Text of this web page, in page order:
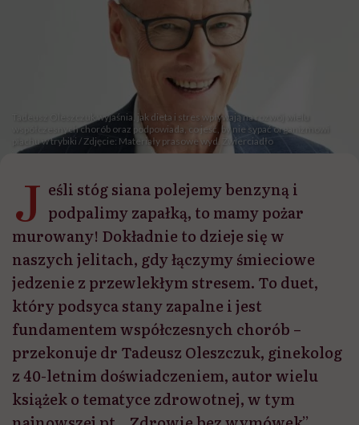
Tadeusz Oleszczuk wyjaśnia, jak dieta i stres wpływają na rozwój wielu
współczesnych chorób oraz podpowiada, co jeść, by nie sypać organizmowi
piachu w trybiki / Zdjęcie: Materiały prasowe wyd. Zwierciadło
J eśli stóg siana polejemy benzyną i
podpalimy zapałką, to mamy pożar
murowany! Dokładnie to dzieje się w
naszych jelitach, gdy łączymy śmieciowe
jedzenie z przewlekłym stresem. To duet,
który podsyca stany zapalne i jest
fundamentem współczesnych chorób –
przekonuje dr Tadeusz Oleszczuk, ginekolog
z 40-letnim doświadczeniem, autor wielu
książek o tematyce zdrowotnej, w tym